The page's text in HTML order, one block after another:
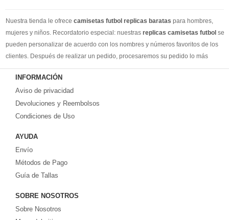
Nuestra tienda le ofrece camisetas futbol replicas baratas para hombres,
mujeres y niños. Recordatorio especial: nuestras replicas camisetas futbol se
pueden personalizar de acuerdo con los nombres y números favoritos de los
clientes. Después de realizar un pedido, procesaremos su pedido lo más
rápido posible, para que pueda recibir su camisetas de fútbol favorita cuando
la necesite. DHL / EMS / China Post y otro expreso, puede elegir libremente.
Llevamos más de 10 años comprometidos con esta industria, con una línea de
producción estable, un sólido equipo de servicio al cliente y una gran cantidad
de los clientes más leales. Tenemos suficiente experiencia para satisfacer tus
Prometemos a cada cliente:
1-Precio más bajo en toda la red, seguro de calidad
2-100% Método de pago seguro.
3-Cada uno de nuestros paquetes se enviará al número de seguimiento de
4-Por favor, crea que todos los problemas encontrados en tu pedido, con
nuestra rica experiencia, te daremos una solución satisfactoria.
INFORMACIÓN
Aviso de privacidad
Devoluciones y Reembolsos
Condiciones de Uso
AYUDA
Envío
Métodos de Pago
Guía de Tallas
SOBRE NOSOTROS
Sobre Nosotros